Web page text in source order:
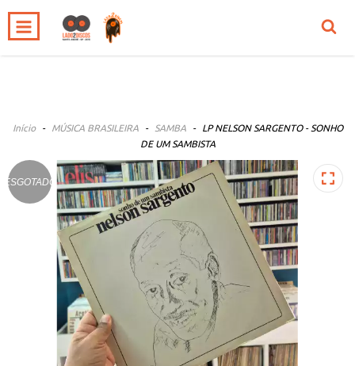
INÍCIO 0
Início - MÚSICA BRASILEIRA - SAMBA -
LP NELSON SARGENTO - SONHO
DE UM SAMBISTA
ESGOTADO